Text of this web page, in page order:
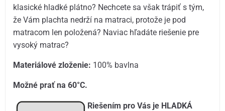
klasické hladké plátno? Nechcete sa však trápiť s tým,
že Vám plachta nedrží na matraci, protože je pod
matracom len položená? Naviac hľadáte riešenie pre
vysoký matrac?
Materiálové zloženie: 100% bavlna
Možné prať na 60°C.
Riešením pro Vás je HLADKÁ